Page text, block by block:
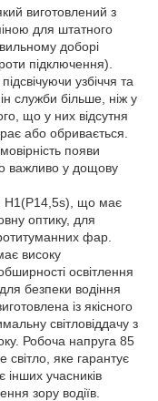
виготовлений з
для штатного
доборі
підключення).
узбіччя та
служби більше, ніж у
що у них відсутня
або обривається.
появи
важливо у дощову
H1(P14,5s), що має
оптику, для
фар.
високу
освітлення
безпеки водіння
із якісного
світловіддачу з
Робоча напруга 85
яке гарантує
учасників
зору водіїв.